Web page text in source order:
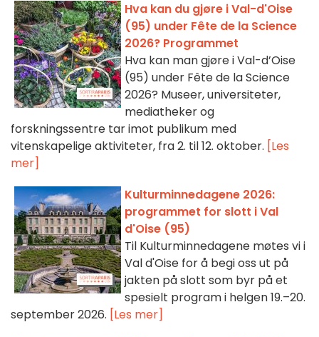
Hva kan du gjøre i Val-d'Oise
(95) under Fête de la Science
2026? Programmet
Hva kan man gjøre i Val-d’Oise
(95) under Fête de la Science
2026? Museer, universiteter,
mediatheker og
forskningssentre tar imot publikum med
vitenskapelige aktiviteter, fra 2. til 12. oktober. [Les
mer]
Kulturminnedagene 2026:
programmet for slott i Val
d'Oise (95)
Til Kulturminnedagene møtes vi i
Val d'Oise for å begi oss ut på
jakten på slott som byr på et
spesielt program i helgen 19.–20.
september 2026. [Les mer]